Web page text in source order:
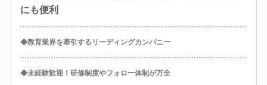
にも便利
◆教育業界を牽引するリーディングカンパニー
◆未経験歓迎！研修制度やフォロー体制が万全